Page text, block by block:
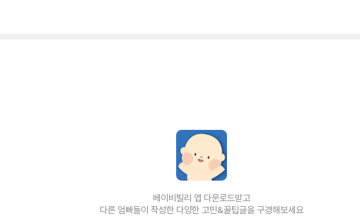
베이비빌리 앱 다운로드받고
다른 엄빠들이 작성한 다양한 고민&꿀팁글을 구경해보세요